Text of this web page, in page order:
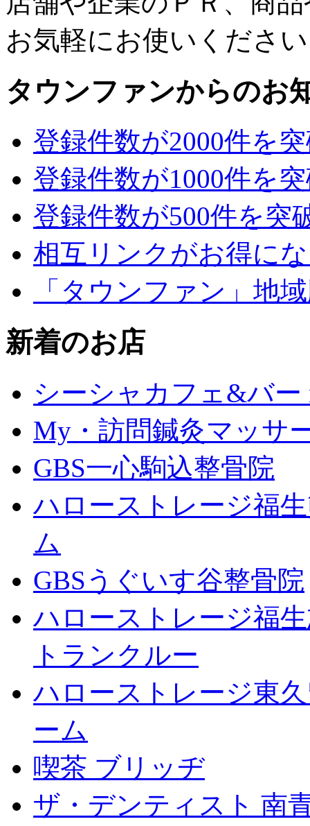
お気軽にお使いくださ
タウンファンからのお
登録件数が2000件を
登録件数が1000件を
登録件数が500件を突
相互リンクがお得に
「タウンファン」地
新着のお店
シーシャカフェ&バー
My・訪問鍼灸マッサ
GBS一心駒込整骨院
ハローストレージ福
ム
GBSうぐいす谷整骨院
ハローストレージ福
トランクルー
ハローストレージ東
ーム
喫茶 ブリッヂ
ザ・デンティスト 南